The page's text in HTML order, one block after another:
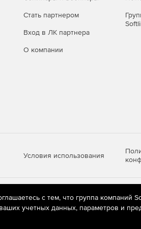
или в составе комплекса
Центр управления
Dr.Web для малого и
Стать партнером
Вход в ЛК партнера
О компании
Условия использования
технологии(информационные
сети «Интернет», находящихся
с тем, что группа компаний
учетных данных, параметров и